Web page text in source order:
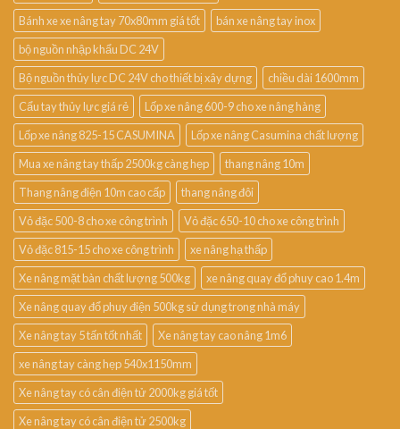
Bánh xe xe nâng tay 70x80mm giá tốt
bán xe nâng tay inox
bộ nguồn nhập khẩu DC 24V
Bộ nguồn thủy lực DC 24V cho thiết bị xây dựng
chiều dài 1600mm
Cẩu tay thủy lực giá rẻ
Lốp xe nâng 600-9 cho xe nâng hàng
Lốp xe nâng 825-15 CASUMINA
Lốp xe nâng Casumina chất lượng
Mua xe nâng tay thấp 2500kg càng hẹp
thang nâng 10m
Thang nâng điện 10m cao cấp
thang nâng đôi
Vỏ đặc 500-8 cho xe công trình
Vỏ đặc 650-10 cho xe công trình
Vỏ đặc 815-15 cho xe công trình
xe nâng hạ thấp
Xe nâng mặt bàn chất lượng 500kg
xe nâng quay đổ phuy cao 1.4m
Xe nâng quay đổ phuy điện 500kg sử dụng trong nhà máy
Xe nâng tay 5 tấn tốt nhất
Xe nâng tay cao nâng 1m6
xe nâng tay càng hẹp 540x1150mm
Xe nâng tay có cân điện tử 2000kg giá tốt
Xe nâng tay có cân điện tử 2500kg